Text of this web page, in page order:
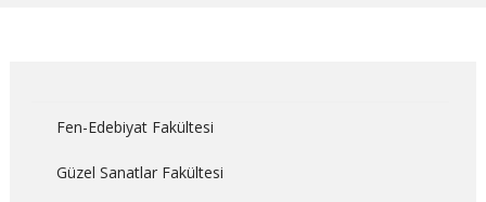
Fen-Edebiyat Fakültesi
Güzel Sanatlar Fakültesi